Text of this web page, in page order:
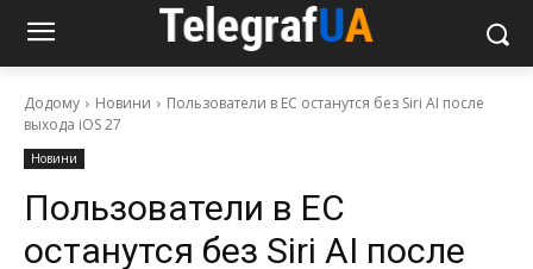
Додому Новини
Пользователи в ЕС останутся без Siri AI после
выхода iOS 27
Новини
Пользователи в ЕС
останутся без Siri AI после